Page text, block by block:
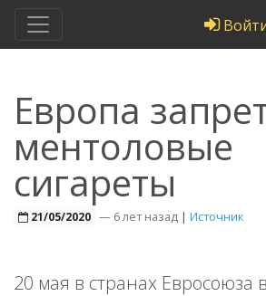
Европа
ментоловые
сигареты
21/05/2020 —6 лет назад | Источник
20 мая в странах Евросоюза